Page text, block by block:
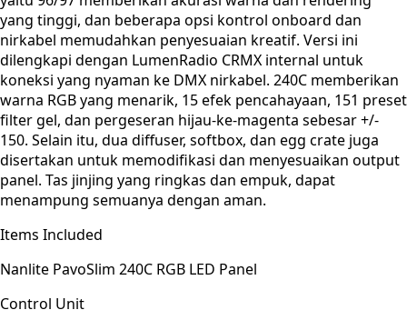
yang tinggi, dan beberapa opsi kontrol onboard dan
nirkabel memudahkan penyesuaian kreatif. Versi ini
dilengkapi dengan LumenRadio CRMX internal untuk
koneksi yang nyaman ke DMX nirkabel. 240C memberikan
warna RGB yang menarik, 15 efek pencahayaan, 151 preset
filter gel, dan pergeseran hijau-ke-magenta sebesar +/-
150. Selain itu, dua diffuser, softbox, dan egg crate juga
disertakan untuk memodifikasi dan menyesuaikan output
panel. Tas jinjing yang ringkas dan empuk, dapat
menampung semuanya dengan aman.
Items Included
Nanlite PavoSlim 240C RGB LED Panel
Control Unit